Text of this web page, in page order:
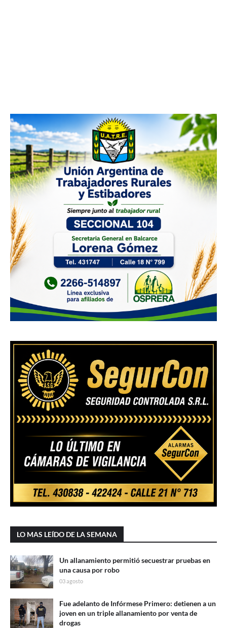
LO MAS LEÍDO DE LA SEMANA
Un allanamiento permitió secuestrar pruebas en
una causa por robo
03 agosto
Fue adelanto de Infórmese Primero: detienen a un
joven en un triple allanamiento por venta de
drogas